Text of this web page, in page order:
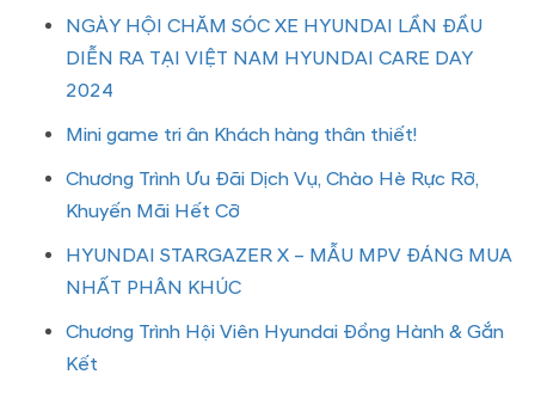
NGÀY HỘI CHĂM SÓC XE HYUNDAI LẦN ĐẦU
DIỄN RA TẠI VIỆT NAM HYUNDAI CARE DAY
2024
Mini game tri ân Khách hàng thân thiết!
Chương Trình Ưu Đãi Dịch Vụ, Chào Hè Rực Rỡ,
Khuyến Mãi Hết Cỡ
HYUNDAI STARGAZER X – MẪU MPV ĐÁNG MUA
NHẤT PHÂN KHÚC
Chương Trình Hội Viên Hyundai Đồng Hành & Gắn
Kết